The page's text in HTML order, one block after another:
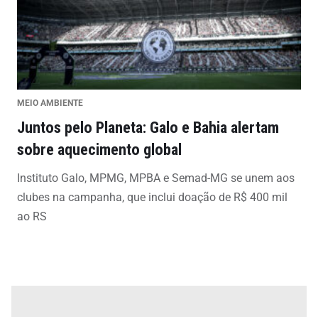
MEIO AMBIENTE
Juntos pelo Planeta: Galo e Bahia alertam
sobre aquecimento global
Instituto Galo, MPMG, MPBA e Semad-MG se unem aos
clubes na campanha, que inclui doação de R$ 400 mil
ao RS